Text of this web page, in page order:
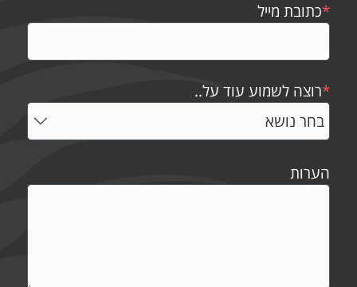
*כתובת מייל
*רוצה לשמוע עוד על..
הערות